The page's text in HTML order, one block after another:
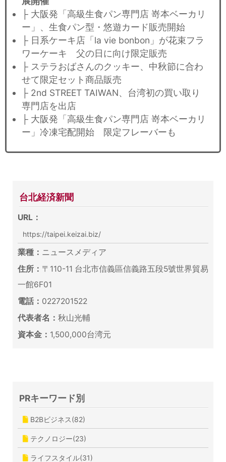
├ 大阪発「高級生食パン専門店 嵜本ベーカリ
ー」、生食パン型・悠遊カード販売開始
├ 日系ケーキ店「la vie bonbon」が花束フラ
ワーケーキ 父の日に向け限定販売
├ ステラおばさんのクッキー、中秋節に合わ
せて限定セット商品販売
├ 2nd STREET TAIWAN、台湾初の買い取り
専門店を出店
├ 大阪発「高級生食パン専門店 嵜本ベーカリ
ー」冷凍宅配開始 限定フレーバーも
台北経済新聞
URL：
https://taipei.keizai.biz/
業種： ニュースメディア
住所： 〒110-11 台北市信義區信義路五段5號世界貿易
一館6F01
電話： 0227201522
代表者名： 秋山光輔
資本金： 1,500,000台湾元
PRキーワード別
B2Bビジネス(82)
テクノロジー(23)
ライフスタイル(31)